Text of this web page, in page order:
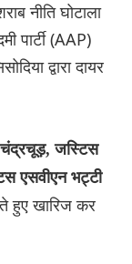
नीति घोटाला
पार्टी (AAP)
द्वारा दायर
जस्टिस
एसवीएन भट्टी
हुए खारिज कर